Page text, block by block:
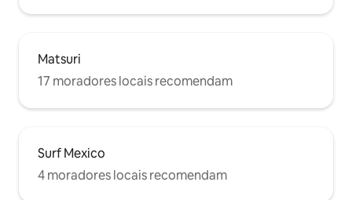
Matsuri
17 moradores locais recomendam
Surf Mexico
4 moradores locais recomendam